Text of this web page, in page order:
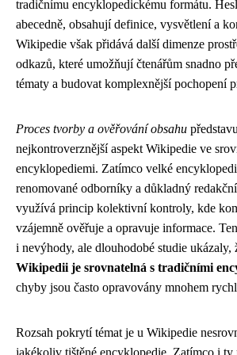
tradičnímu encyklopedickému formátu.
abecedně, obsahují definice, vysvětlení a
Wikipedie však přidává další dimenze
odkazů, které umožňují čtenářům snadno
tématy a budovat komplexnější pochopení
Proces tvorby a ověřování obsahu
nejkontroverznější aspekt Wikipedie ve
encyklopediemi. Zatímco velké
renomované odborníky a důkladný
využívá princip kolektivní kontroly, kde
vzájemně ověřuje a opravuje informace.
i nevýhody, ale dlouhodobé studie ukázaly,
Wikipedii je srovnatelná s tradičními
chyby jsou často opravovány mnohem
Rozsah pokrytí témat je u Wikipedie
jakékoliv tištěné encyklopedie. Zatímco i ty